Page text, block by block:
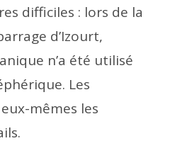
difficiles : lors de la
d’Izourt,
n’a été utilisé
Les
mêmes les